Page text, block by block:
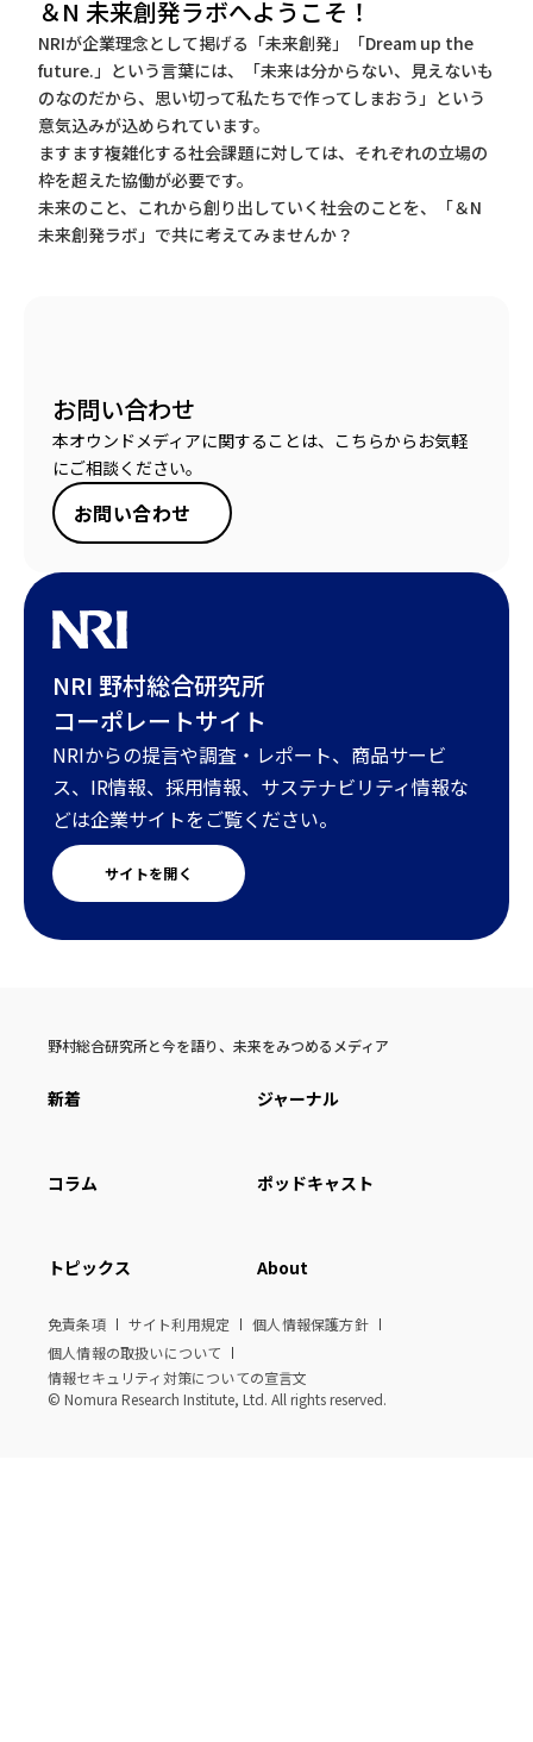
＆N 未来創発ラボへようこそ！
NRIが企業理念として掲げる「未来創発」「Dream up the
future.」という言葉には、「未来は分からない、見えないも
のなのだから、思い切って私たちで作ってしまおう」という
意気込みが込められています。
ますます複雑化する社会課題に対しては、それぞれの立場の
枠を超えた協働が必要です。
未来のこと、これから創り出していく社会のことを、「＆N
未来創発ラボ」で共に考えてみませんか？
お問い合わせ
本オウンドメディアに関することは、こちらからお気軽
にご相談ください。
お問い合わせ
NRI 野村総合研究所
コーポレートサイト
NRIからの提言や調査・レポート、商品サービ
ス、IR情報、採用情報、サステナビリティ情報な
どは企業サイトをご覧ください。
サイトを開く
野村総合研究所と今を語り、未来をみつめるメディア
新着 ジャーナル
コラム ポッドキャスト
トピックス About
免責条項 サイト利用規定
個人情報保護方針
個人情報の取扱いについて
情報セキュリティ対策についての宣言文
© Nomura Research Institute, Ltd. All rights reserved.